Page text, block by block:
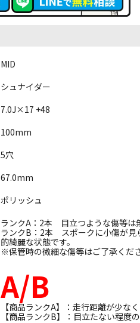
MID
シュナイダー
7.0J×17 +48
100mm
5穴
67.0mm
ポリッシュ
ランクA：2本 目立つような傷等は
ランクB：2本 スポークに小傷が見
的綺麗な状態です。
※保管時の微細な傷等はご了承くだ
A/B
【商品ランクA】：走行距離が少な
【商品ランクB】：目立たない程度